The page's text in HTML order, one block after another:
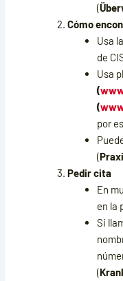
(
Cómo
Usa
de
Usa
(
(
por
(
Pedir cita
En
en la
Si
(